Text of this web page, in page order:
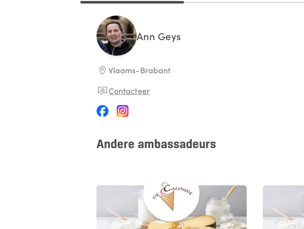
Ann Geys
Vlaams-Brabant
Contacteer
Andere ambassadeurs